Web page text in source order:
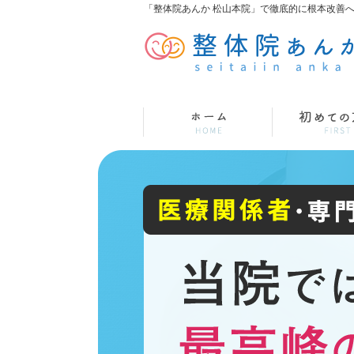
「整体院あんか 松山本院」で徹底的に根本改善へ